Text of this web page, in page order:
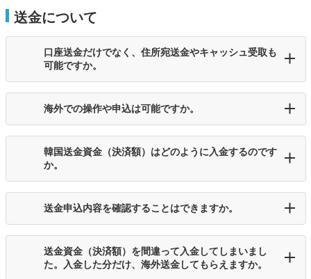
送金について
口座送金だけでなく、住所宛送金やキャッシュ受取も
可能ですか。
海外での操作や申込は可能ですか。
韓国送金資金（決済額）はどのように入金するのです
か。
送金申込内容を確認することはできますか。
送金資金（決済額）を間違って入金してしまいまし
た。入金した分だけ、海外送金してもらえますか。